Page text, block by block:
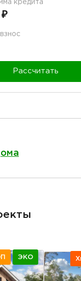
кредита
Рассчитать
ЭКО